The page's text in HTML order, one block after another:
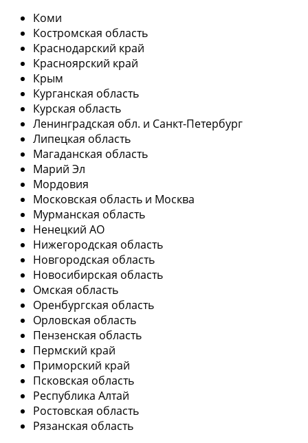
Коми
Костромская область
Краснодарский край
Красноярский край
Крым
Курганская область
Курская область
Ленинградская обл. и Санкт-Петербург
Липецкая область
Магаданская область
Марий Эл
Мордовия
Московская область и Москва
Мурманская область
Ненецкий АО
Нижегородская область
Новгородская область
Новосибирская область
Омская область
Оренбургская область
Орловская область
Пензенская область
Пермский край
Приморский край
Псковская область
Республика Алтай
Ростовская область
Рязанская область